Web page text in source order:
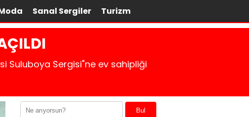
Sanal Sergiler Turizm
Suluboya Sergisi"ne ev sahipliği
Bul